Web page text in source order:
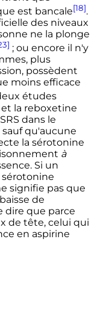
est bancale[18].
des niveaux
ne la plonge
; ou encore il n'y
plus
possèdent
moins efficace
études
et la reboxetine
dans le
qu'aucune
la sérotonine
à
Si un
signifie pas que
de
dire que parce
de tête, celui qui
en aspirine